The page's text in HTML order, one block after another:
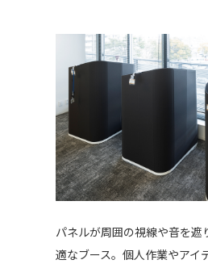
パネルが周囲の視線や音を遮
適なブース。個人作業やアイ